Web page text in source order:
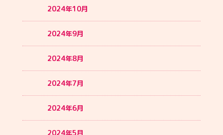
2024年10月
2024年9月
2024年8月
2024年7月
2024年6月
2024年5月